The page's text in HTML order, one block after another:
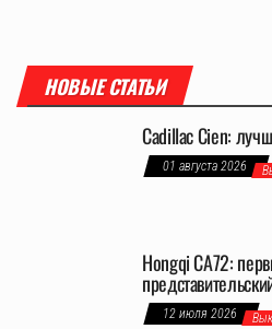
НОВЫЕ СТАТЬИ
Cadillac Cien:
01 августа 2026
Hongqi CA72:
12 июля 2026